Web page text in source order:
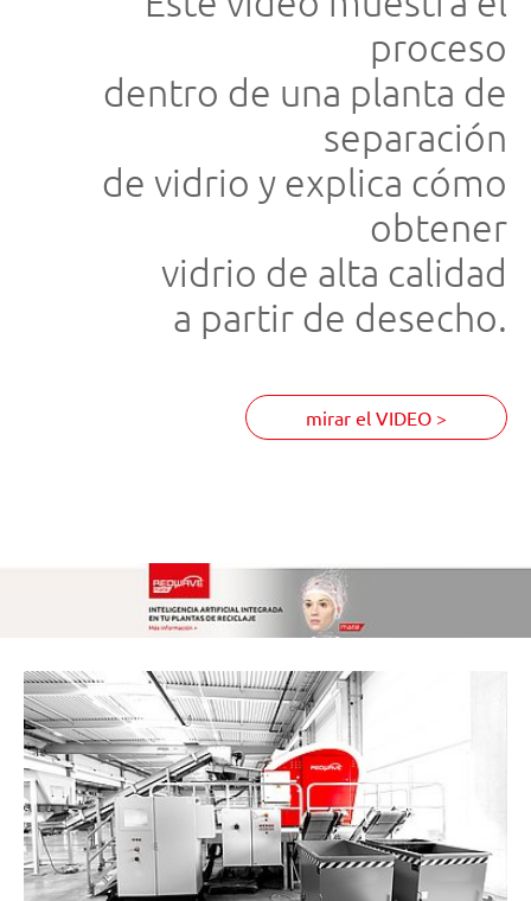
proceso
dentro de una planta de
separación
de vidrio y explica cómo
obtener
vidrio de alta calidad
a partir de desecho.
mirar el VIDEO >